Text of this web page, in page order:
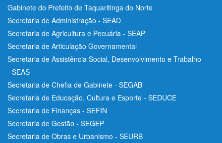
Gabinete do Prefeito de Taquaritinga do Norte
Secretaria de Administração - SEAD
Secretaria de Agricultura e Pecuária - SEAP
Secretaria de Articulação Governamental
Secretaria de Assistência Social, Desenvolvimento e Trabalho
- SEAS
Secretaria de Chefia de Gabinete - SEGAB
Secretaria de Educação, Cultura e Esporte - SEDUCE
Secretaria de Finanças - SEFIN
Secretaria de Gestão - SEGEP
Secretaria de Obras e Urbanismo - SEURB